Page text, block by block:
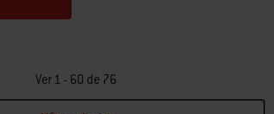
Ver 1 - 60 de 76